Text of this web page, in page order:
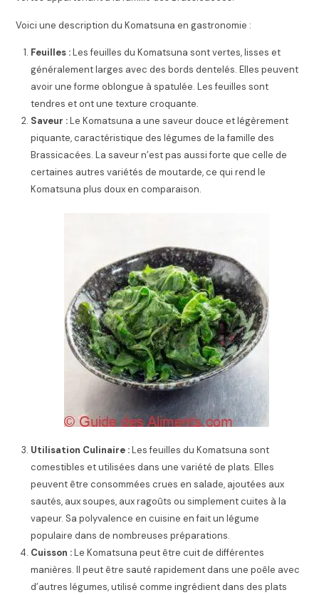
Voici une description du Komatsuna en gastronomie :
Feuilles :Les feuilles du Komatsuna sont vertes, lisses et
généralement larges avec des bords dentelés. Elles peuvent
avoir une forme oblongue à spatulée. Les feuilles sont
tendres et ont une texture croquante.
Saveur :Le Komatsuna a une saveur douce et légèrement
piquante, caractéristique des légumes de la famille des
Brassicacées. La saveur n’est pas aussi forte que celle de
certaines autres variétés de moutarde, ce qui rend le
Komatsuna plus doux en comparaison.
Utilisation Culinaire :Les feuilles du Komatsuna sont
comestibles et utilisées dans une variété de plats. Elles
peuvent être consommées crues en salade, ajoutées aux
sautés, aux soupes, aux ragoûts ou simplement cuites à la
vapeur. Sa polyvalence en cuisine en fait un légume
populaire dans de nombreuses préparations.
Cuisson :Le Komatsuna peut être cuit de différentes
manières. Il peut être sauté rapidement dans une poêle avec
d’autres légumes, utilisé comme ingrédient dans des plats